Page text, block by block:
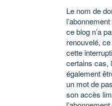
Le nom de
ce blog n’a
renouvelé,
cette
certains cas,
également
un mot de
son accès